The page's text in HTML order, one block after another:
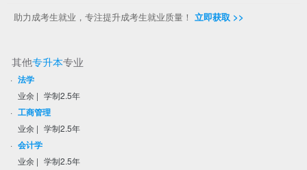
助力成考生就业，专注提升成考生就业质量！ 立即获取 >>
其他专升本专业
· 法学
业余 | 学制2.5年
· 工商管理
业余 | 学制2.5年
· 会计学
业余 | 学制2.5年